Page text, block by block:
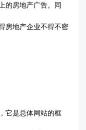
的房地产广告。同
房地产企业不得不密
它是总体网站的框